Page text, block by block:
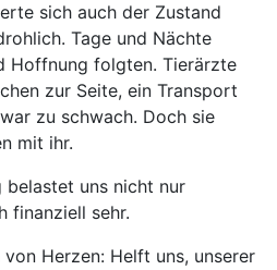
sich auch der Zustand
Tage und Nächte
Hoffnung folgten. Tierärzte
zur Seite, ein Transport
zu schwach. Doch sie
mit ihr.
belastet uns nicht nur
finanziell sehr.
Herzen: Helft uns, unserer